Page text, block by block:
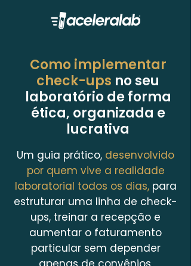
Como implementar
check-ups no seu
laboratório de forma
ética, organizada e
lucrativa
Um guia prático, desenvolvido
por quem vive a realidade
laboratorial todos os dias,para
estruturar uma linha de check-
ups, treinar a recepção e
aumentar o faturamento
particular sem depender